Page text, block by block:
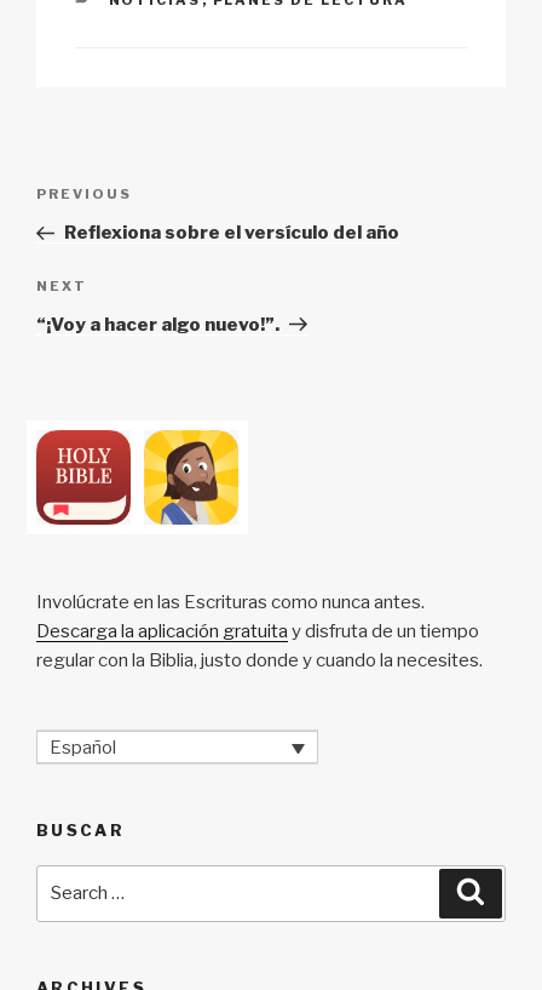
k
o p
at
Previous
Post
PREVIOUS
Reflexiona sobre el versículo del año
Next
Post
NEXT
“¡Voy a hacer algo nuevo!”.
Involúcrate en las Escrituras como nunca antes.
Descarga la aplicación gratuita y disfruta de un tiempo
regular con la Biblia, justo donde y cuando la necesites.
Español
BUSCAR